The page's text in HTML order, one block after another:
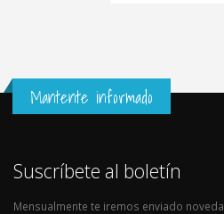
Mantente informado
Suscríbete al boletín
Mensualmente te iremos enviado